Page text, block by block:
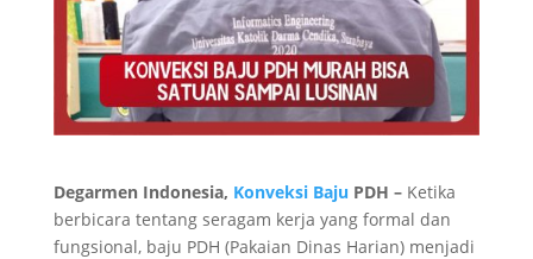
Degarmen Indonesia, Konveksi Baju PDH – Ketika
berbicara tentang seragam kerja yang formal dan
fungsional, baju PDH (Pakaian Dinas Harian) menjadi